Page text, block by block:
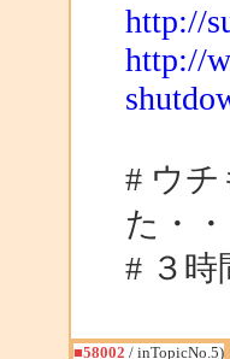
http://
http://
# ウ
た・・
# ３時
■58002 / inTopicNo.5)